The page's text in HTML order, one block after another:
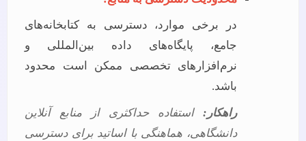
در برخی موارد، دسترسی به کتابخانه‌های
جامع، پایگاه‌های داده بین‌المللی و
نرم‌افزارهای تخصصی ممکن است محدود
باشد.
راهکار: استفاده حداکثری از منابع آنلاین
دانشگاهی، هماهنگی با اساتید برای دسترسی